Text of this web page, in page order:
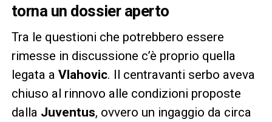
torna un dossier aperto
Tra le questioni che potrebbero essere
rimesse in discussione c’è proprio quella
legata a Vlahovic. Il centravanti serbo aveva
chiuso al rinnovo alle condizioni proposte
dalla Juventus, ovvero un ingaggio da circa